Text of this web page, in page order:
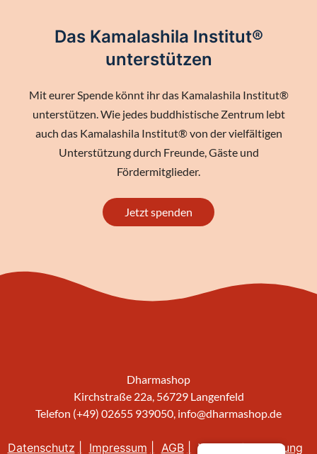
Das Kamalashila Institut®
unterstützen
Mit eurer Spende könnt ihr das Kamalashila Institut®
unterstützen. Wie jedes buddhistische Zentrum lebt
auch das Kamalashila Institut® von der vielfältigen
Unterstützung durch Freunde, Gäste und
Fördermitglieder.
Jetzt spenden
Dharmashop
Kirchstraße 22a, 56729 Langenfeld
Telefon (+49) 02655 939050, info@dharmashop.de
Datenschutz Impressum AGB Widerrufsbelehrung